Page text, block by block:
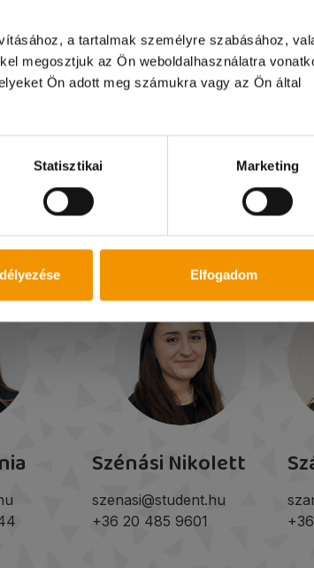
a tartalmak személyre szabásához,
megosztjuk az Ön weboldalhasználatra
Ön adott meg számukra vagy az Ön által
Statisztikai Marketing
Elfogadom
irodánk zárva tart!
számunkon természetesen ez idő alatt
lehetőség.
Szénási Nikolett
szenasi@student.hu
+36 20 485 9601